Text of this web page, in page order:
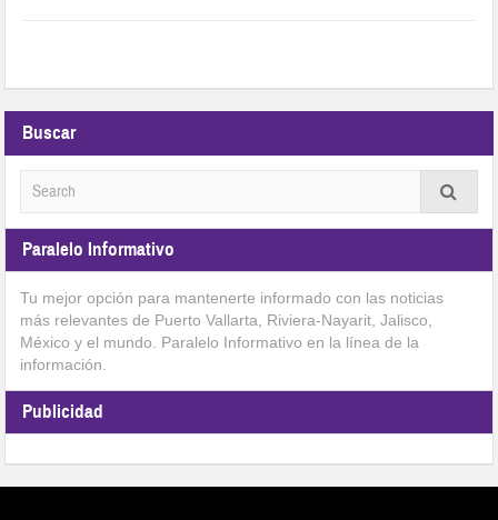
Buscar
Paralelo Informativo
Tu mejor opción para mantenerte informado con las noticias
más relevantes de Puerto Vallarta, Riviera-Nayarit, Jalisco,
México y el mundo. Paralelo Informativo en la línea de la
información.
Publicidad